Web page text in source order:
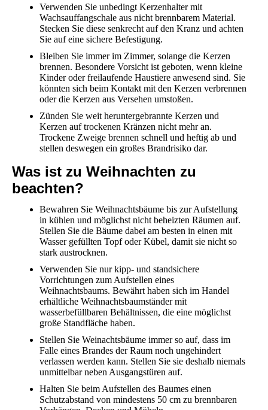
Verwenden Sie unbedingt Kerzenhalter mit
Wachsauffangschale aus nicht brennbarem Material.
Stecken Sie diese senkrecht auf den Kranz und achten
Sie auf eine sichere Befestigung.
Bleiben Sie immer im Zimmer, solange die Kerzen
brennen. Besondere Vorsicht ist geboten, wenn kleine
Kinder oder freilaufende Haustiere anwesend sind. Sie
könnten sich beim Kontakt mit den Kerzen verbrennen
oder die Kerzen aus Versehen umstoßen.
Zünden Sie weit heruntergebrannte Kerzen und
Kerzen auf trockenen Kränzen nicht mehr an.
Trockene Zweige brennen schnell und heftig ab und
stellen deswegen ein großes Brandrisiko dar.
Was ist zu Weihnachten zu
beachten?
Bewahren Sie Weihnachtsbäume bis zur Aufstellung
in kühlen und möglichst nicht beheizten Räumen auf.
Stellen Sie die Bäume dabei am besten in einen mit
Wasser gefüllten Topf oder Kübel, damit sie nicht so
stark austrocknen.
Verwenden Sie nur kipp- und standsichere
Vorrichtungen zum Aufstellen eines
Weihnachtsbaums. Bewährt haben sich im Handel
erhältliche Weihnachtsbaumständer mit
wasserbefüllbaren Behältnissen, die eine möglichst
große Standfläche haben.
Stellen Sie Weinachtsbäume immer so auf, dass im
Falle eines Brandes der Raum noch ungehindert
verlassen werden kann. Stellen Sie sie deshalb niemals
unmittelbar neben Ausgangstüren auf.
Halten Sie beim Aufstellen des Baumes einen
Schutzabstand von mindestens 50 cm zu brennbaren